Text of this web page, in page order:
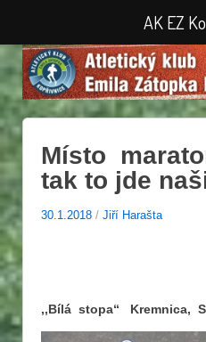
Místo
tak to jde
30.1.2018 / Jiří Harašta
,,Bílá stopa“ Kremnica,
AK EZ